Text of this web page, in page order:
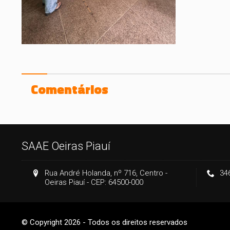
Comentários
SAAE Oeiras Piauí
Rua André Holanda, nº 716, Centro -
Oeiras Piauí - CEP: 64500-000
© Copyright 2026 - Todos os direitos reservados